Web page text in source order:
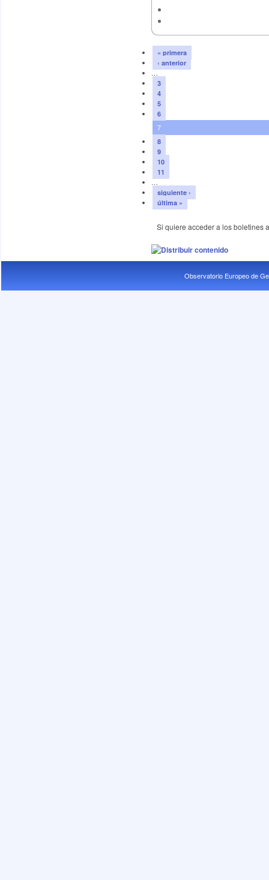
« primera
‹ anterior
…
3
4
5
6
7
8
9
10
11
…
siguiente ›
última »
Si quiere acceder a los boletines
Observatorio Europeo de